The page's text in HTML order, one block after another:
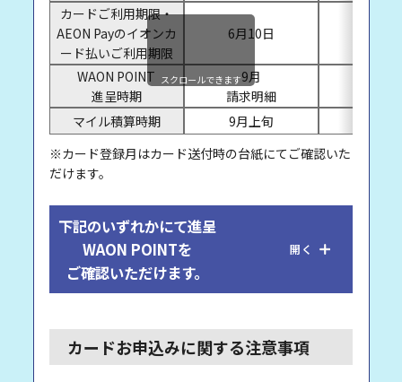
カードご利用期限・
AEON Payのイオンカ
ード払いご利用期限
6月10日
WAON POINT
進呈時期
9月
請求明細
マイル積算時期
9月上旬
スクロールできます
※カード登録月はカード送付時の台紙にてご確認いた
だけます。
下記のいずれかにて進呈
WAON POINTを
ご確認いただけます。
開く
カードお申込みに関する注意事項